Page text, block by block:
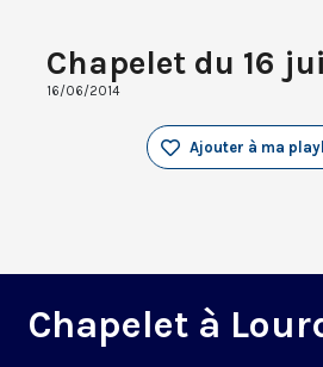
Chapelet du 16
16/06/2014
Ajouter à ma
Chapelet à